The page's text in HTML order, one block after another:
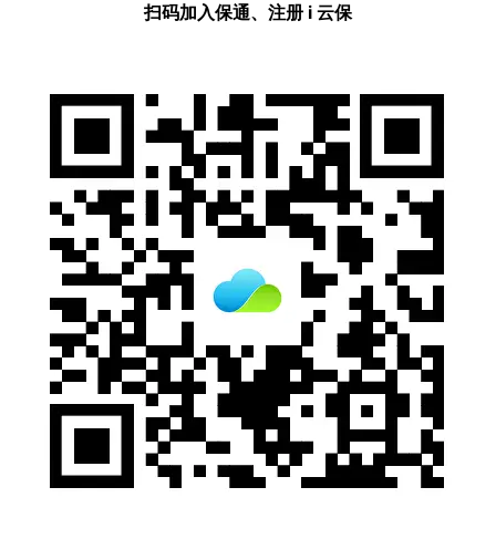
扫码加入保通、注册 i 云保